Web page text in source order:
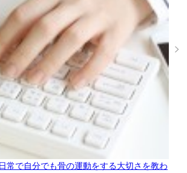
常で自分でも骨の運動をする大切さを教わ